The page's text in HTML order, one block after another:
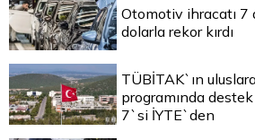
Otomotiv ihracatı 7
dolarla rekor kırdı
TÜBİTAK`ın
programında
7`si İYTE`den